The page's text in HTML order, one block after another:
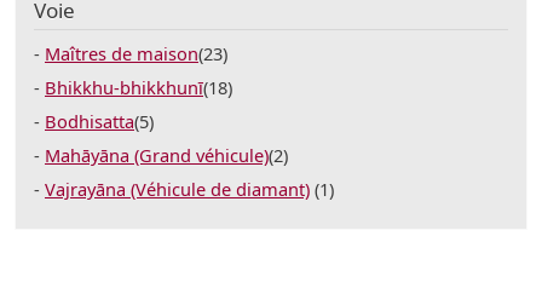
Voie
Maîtres de maison(23)
Bhikkhu-bhikkhunī(18)
Bodhisatta(5)
Mahāyāna (Grand véhicule)(2)
Vajrayāna (Véhicule de diamant) (1)